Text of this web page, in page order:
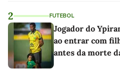
2 FUTEBOL
Jogador do
ao entrar com
antes da morte